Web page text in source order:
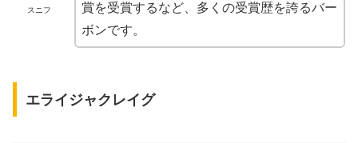
スニフ
賞を受賞するなど、多くの受賞歴を誇るバー
ボンです。
エライジャクレイグ